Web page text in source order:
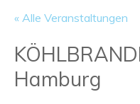
« Alle Veranstaltungen
Hamburg